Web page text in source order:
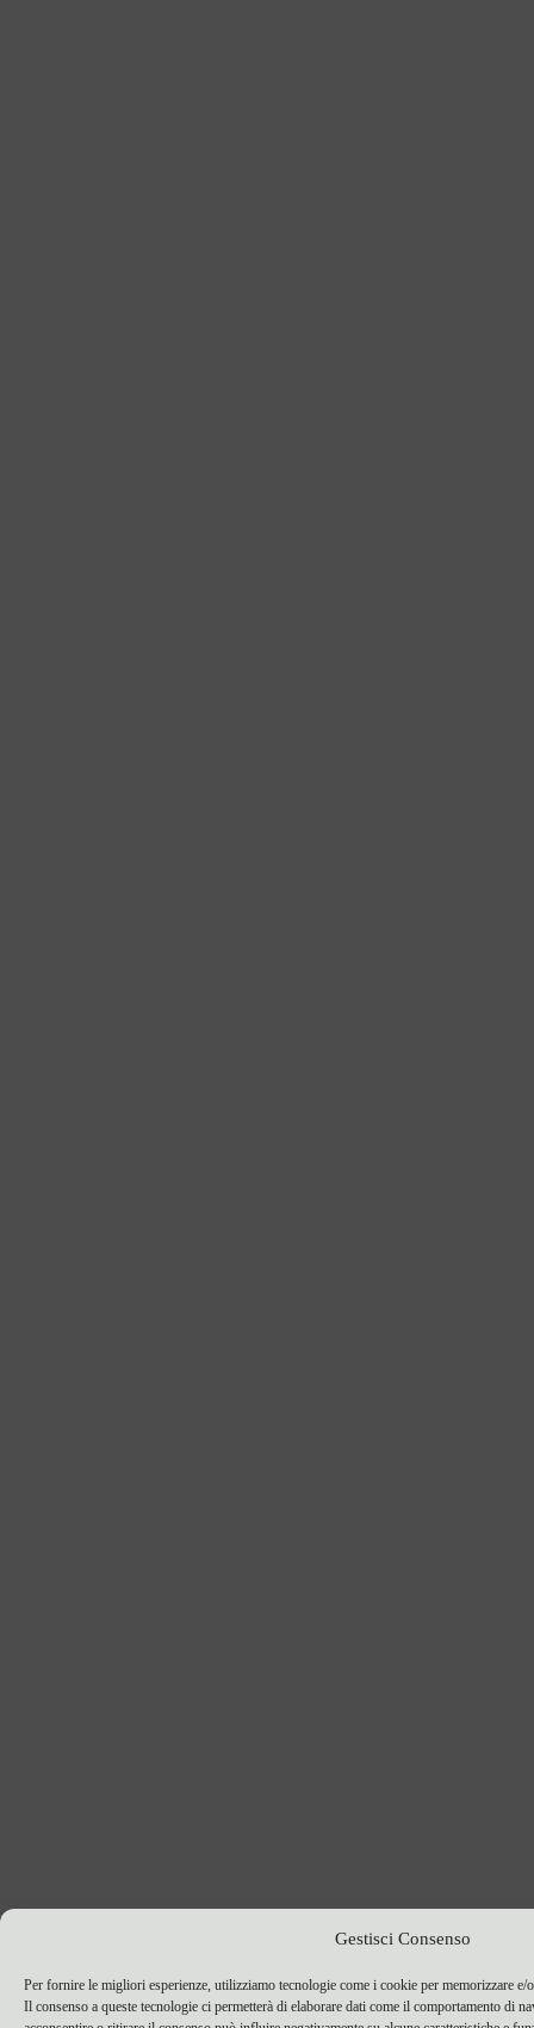
Gestisci Consenso
Per fornire le migliori esperienze, utilizziamo tecnologie come i cookie per memorizzare
Il consenso a queste tecnologie ci permetterà di elaborare dati come il comportamento di